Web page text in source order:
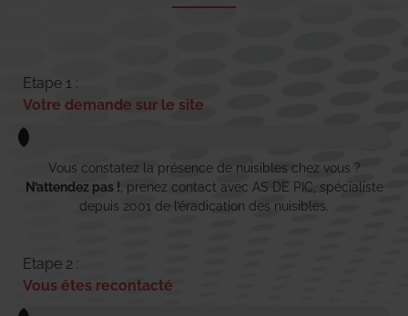
Etape 1 :
Votre demande sur le site
Vous constatez la présence de nuisibles chez vous ?
N’attendez pas ! , prenez contact avec AS DE PIC, spécialiste
depuis 2001 de l’éradication des nuisibles.
Etape 2 :
Vous êtes recontacté